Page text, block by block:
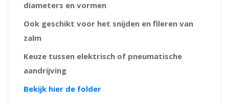
diameters en vormen
Ook geschikt voor het snijden en fileren van
zalm
Keuze tussen elektrisch of pneumatische
aandrijving
Bekijk hier de folder